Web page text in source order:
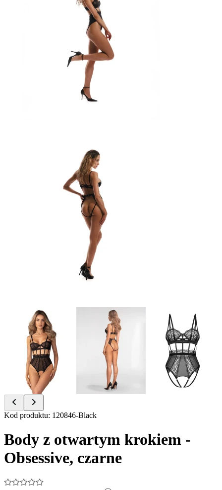
Item
of
Kod produktu: 120846-Black
Body z otwartym krokiem -
Obsessive, czarne